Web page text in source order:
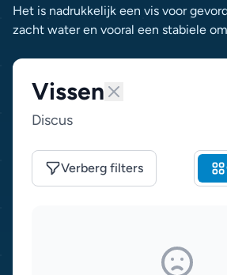
Het is nadrukkelijk een vis voor
zacht water en vooral een stabiele
Vissen
Discus
Verberg filters